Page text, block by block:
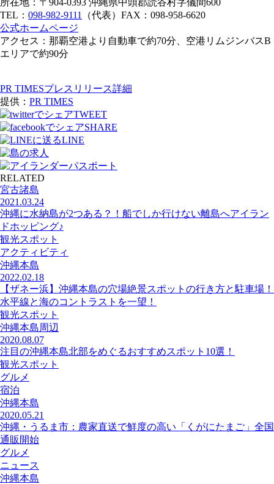
所在地：〒904-0393 沖縄県中頭郡読谷村字儀間600
TEL： 098-982-9111
（代表）FAX：098-958-6620
公式ホームページ
アクセス：那覇空港より自動車で約70分、空港リムジンバスB
エリアで約90分
PR TIMESプレスリリース詳細
提供： PR TIMES
TWEET
SHARE
LINE
RELATED
宮古諸島
2021.03.24
沖縄に水納島が2つある？！船でしか行けない離島へアイラン
ドホッピング♪
観光スポット
アクティビティ
沖縄本島
2022.02.18
【ザネー浜】沖縄本島の穴場絶景スポットの行き方と駐車場！
水平線と海のコントラストを一望！
観光スポット
沖縄本島周辺
2020.08.07
注目の沖縄本島北部をめぐるおすすめスポット10選！
観光スポット
グルメ
宿泊
沖縄本島
2020.05.21
沖縄・うるま市：農家直送で鮮度の高い「くがにたまご」全国
通販開始
グルメ
ニュース
沖縄本島